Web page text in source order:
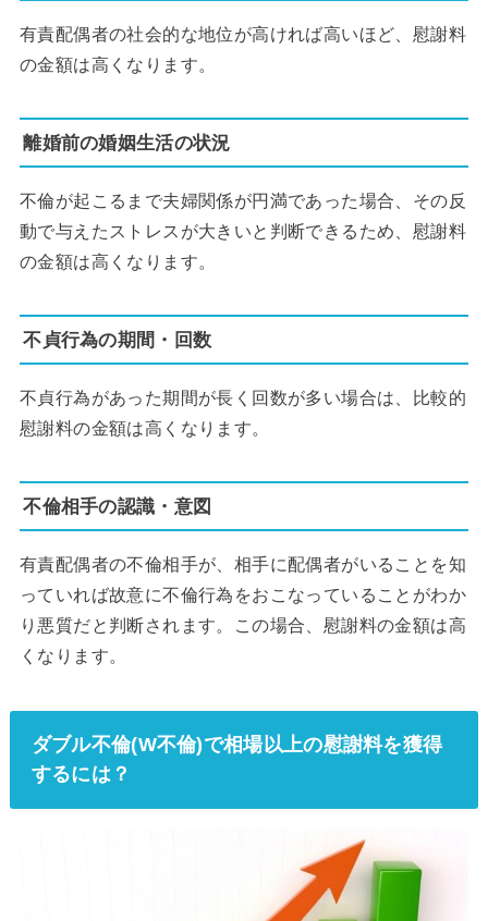
有責配偶者の社会的な地位が高ければ高いほど、慰謝料
の金額は高くなります。
離婚前の婚姻生活の状況
不倫が起こるまで夫婦関係が円満であった場合、その反
動で与えたストレスが大きいと判断できるため、慰謝料
の金額は高くなります。
不貞行為の期間・回数
不貞行為があった期間が長く回数が多い場合は、比較的
慰謝料の金額は高くなります。
不倫相手の認識・意図
有責配偶者の不倫相手が、相手に配偶者がいることを知
っていれば故意に不倫行為をおこなっていることがわか
り悪質だと判断されます。この場合、慰謝料の金額は高
くなります。
ダブル不倫(W不倫)で相場以上の慰謝料を獲得
するには？